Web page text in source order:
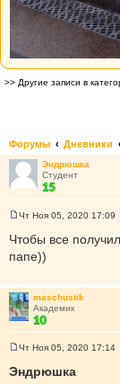
>> Другие записи в
Форумы Дневники
Эндрюшка
Студент
о
б
н
и
е
Чт Ноя 05, 2020 17:09
Чтобы все
папе))
maschustik
Академик
о
Чт Ноя 05, 2020 17:14
Эндрюшка